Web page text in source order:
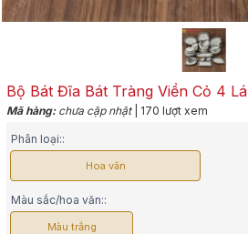
Bộ Bát Đĩa Bát Tràng Viền Cỏ 4 Lá
Mã hàng:chưa cập nhật| 170 lượt xem
Phân loại::
Hoa văn
Màu sắc/hoa văn::
Màu trắng